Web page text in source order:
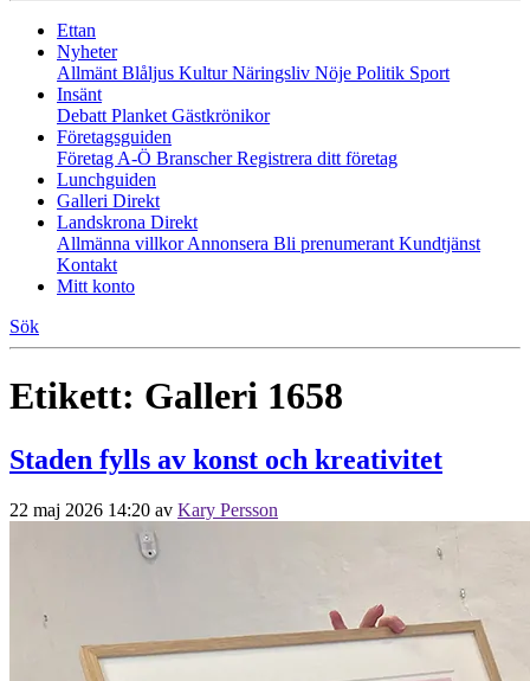
Ettan
Nyheter
Allmänt Blåljus KulturNäringsliv Nöje Politik Sport
Insänt
Debatt Planket Gästkrönikor
Företagsguiden
Företag A-Ö BranscherRegistrera ditt företag
Lunchguiden
Galleri Direkt
Landskrona Direkt
Allmänna villkorAnnonsera Bli prenumerant Kundtjänst
Kontakt
Mitt konto
Sök
Etikett: Galleri 1658
Staden fylls av konst och kreativitet
22 maj 2026 14:20 av Kary Persson